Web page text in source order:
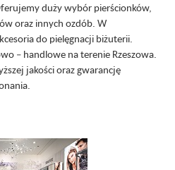
duży wybór pierścionków,
oraz innych ozdób. W
do pielęgnacji biżuterii.
– handlowe na terenie Rzeszowa.
jakości oraz gwarancję